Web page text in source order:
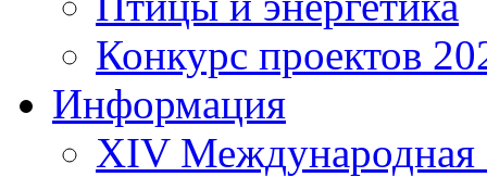
Конкурс проектов
Информация
XIV Международная